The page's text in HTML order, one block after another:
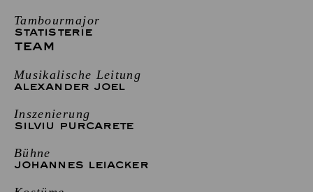
Tambourmajor
STATISTERIE
TEAM
Musikalische Leitung
ALEXANDER JOEL
Inszenierung
SILVIU PURCARETE
Bühne
JOHANNES LEIACKER